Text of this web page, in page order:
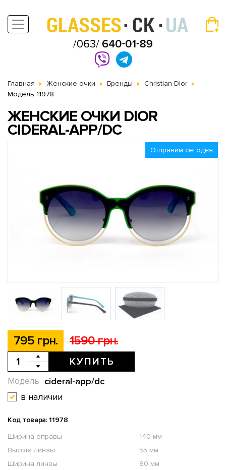
Главная Женские очки Бренды
Christian Dior
Модель 11978
ЖЕНСКИЕ ОЧКИ DIOR
CIDERAL-APP/DC
Отправим сегодня
795 грн. 1590 грн.
КУПИТЬ
cideral-app/dc
Модель
в наличии
Код товара: 11978
Ширина оправы
140 мм
Высота линзы
55 мм
Ширина линзы
60 мм